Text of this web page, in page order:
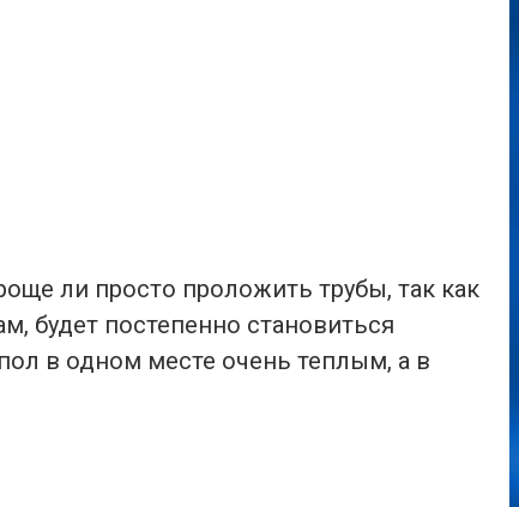
ли просто проложить трубы, так как
будет постепенно становиться
в одном месте очень теплым, а в